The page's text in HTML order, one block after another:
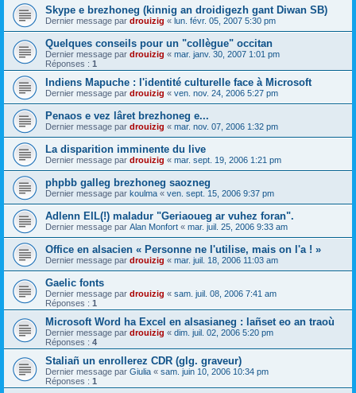
Skype e brezhoneg (kinnig an droidigezh gant Diwan SB)
Dernier message par drouizig « lun. févr. 05, 2007 5:30 pm
Quelques conseils pour un "collègue" occitan
Dernier message par drouizig « mar. janv. 30, 2007 1:01 pm
Réponses : 1
Indiens Mapuche : l'identité culturelle face à Microsoft
Dernier message par drouizig « ven. nov. 24, 2006 5:27 pm
Penaos e vez lâret brezhoneg e...
Dernier message par drouizig « mar. nov. 07, 2006 1:32 pm
La disparition imminente du live
Dernier message par drouizig « mar. sept. 19, 2006 1:21 pm
phpbb galleg brezhoneg saozneg
Dernier message par koulma « ven. sept. 15, 2006 9:37 pm
Adlenn EIL(!) maladur "Geriaoueg ar vuhez foran".
Dernier message par Alan Monfort « mar. juil. 25, 2006 9:33 am
Office en alsacien « Personne ne l'utilise, mais on l'a ! »
Dernier message par drouizig « mar. juil. 18, 2006 11:03 am
Gaelic fonts
Dernier message par drouizig « sam. juil. 08, 2006 7:41 am
Réponses : 1
Microsoft Word ha Excel en alsasianeg : lañset eo an traoù
Dernier message par drouizig « dim. juil. 02, 2006 5:20 pm
Réponses : 4
Staliañ un enrollerez CDR (glg. graveur)
Dernier message par Giulia « sam. juin 10, 2006 10:34 pm
Réponses : 1